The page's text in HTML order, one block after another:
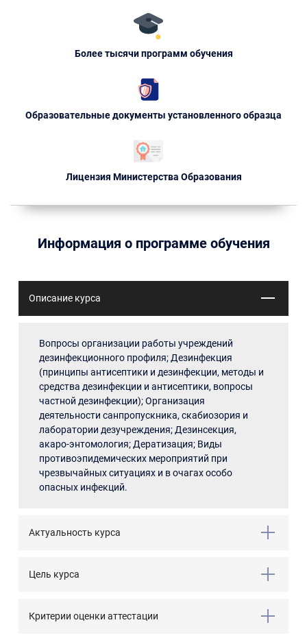
Более тысячи программ обучения
Образовательные документы установленного образца
Лицензия Министерства Образования
Информация о программе обучения
Описание курса
Вопросы организации работы учреждений
дезинфекционного профиля; Дезинфекция
(принципы антисептики и дезинфекции, методы и
средства дезинфекции и антисептики, вопросы
частной дезинфекции); Организация
деятельности санпропускника, скабиозория и
лаборатории дезучреждения; Дезинсекция,
акаро-энтомология; Дератизация; Виды
противоэпидемических мероприятий при
чрезвычайных ситуациях и в очагах особо
опасных инфекций.
Актуальность курса
Цель курса
Критерии оценки аттестации